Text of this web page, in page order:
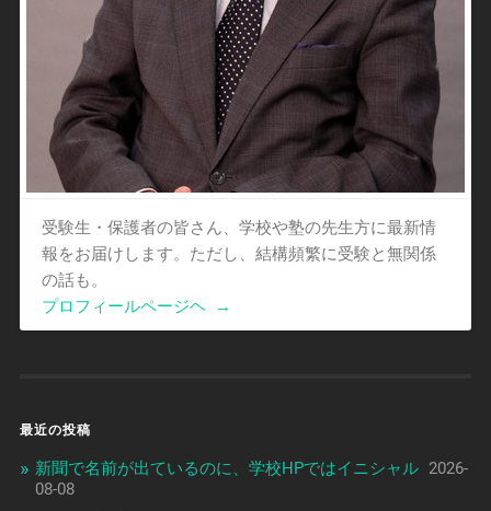
受験生・保護者の皆さん、学校や塾の先生方に最新情
報をお届けします。ただし、結構頻繁に受験と無関係
の話も。
プロフィールページヘ
→
最近の投稿
新聞で名前が出ているのに、学校HPではイニシャル 2026-
08-08